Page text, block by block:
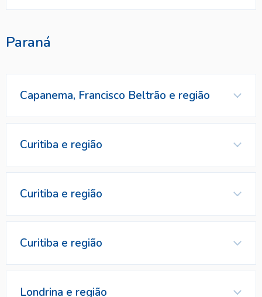
Marca Vendida
Marca Vendida
Marca Vendida
Representante
Contatos
Paraná
Capanema, Francisco Beltrão e região
Representante
Contatos
Marca Vendida
Curitiba e região
Representante
Curitiba e região
Representante
Curitiba e região
Representante
Londrina e região